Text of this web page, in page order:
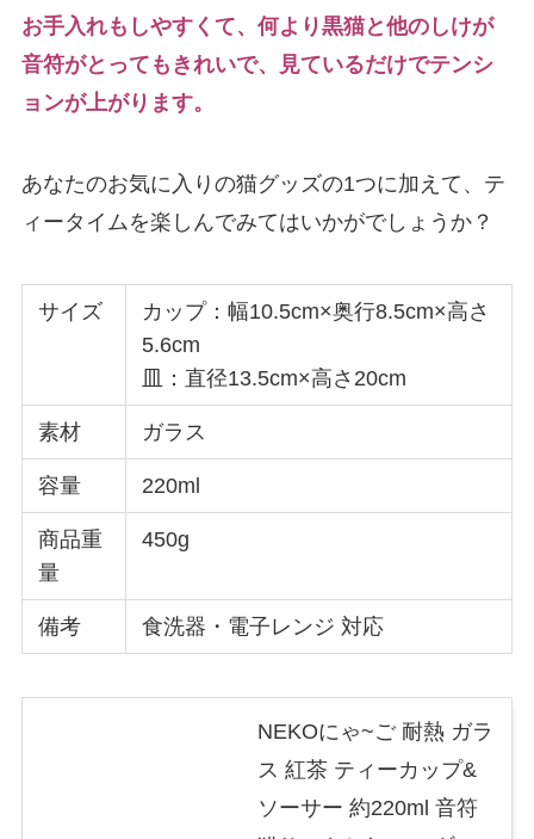
お手入れもしやすくて、何より黒猫と他のしけが
音符がとってもきれいで、見ているだけでテンシ
ョンが上がります。
あなたのお気に入りの猫グッズの1つに加えて、テ
ィータイムを楽しんでみてはいかがでしょうか？
サイズ
カップ：幅10.5cm×奥行8.5cm×高さ
5.6cm
皿：直径13.5cm×高さ20cm
素材 ガラス
容量 220ml
商品重
量
450g
備考 食洗器・電子レンジ 対応
NEKOにゃ~ご 耐熱 ガラ
ス 紅茶 ティーカップ&
ソーサー 約220ml 音符